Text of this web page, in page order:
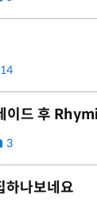
14
이드 후
3
하나보네요